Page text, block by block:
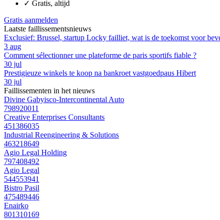
✓ Gratis, altijd
Gratis aanmelden
Laatste faillissementsnieuws
Exclusief: Brussel, startup Locky failliet, wat is de toekomst voor
3 aug
Comment sélectionner une plateforme de paris sportifs fiable ?
30 jul
Prestigieuze winkels te koop na bankroet vastgoedpaus Hibert
30 jul
Faillissementen in het nieuws
Divine Gabyisco-Intercontinental Auto
798920011
Creative Enterprises Consultants
451386035
Industrial Reengineering & Solutions
463218649
Agio Legal Holding
797408492
Agio Legal
544553941
Bistro Pasil
475489446
Enairko
801310169